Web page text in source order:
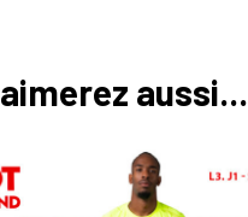
aussi...